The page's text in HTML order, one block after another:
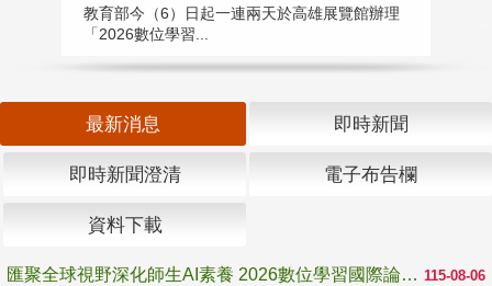
教育部今（6）日起一連兩天於高雄展覽館辦理
「2026數位學習...
最新消息 即時新聞
即時新聞澄清 電子布告欄
資料下載
115-08-06
匯聚全球視野深化師生AI素養 2026數位學習國際論壇高雄登場